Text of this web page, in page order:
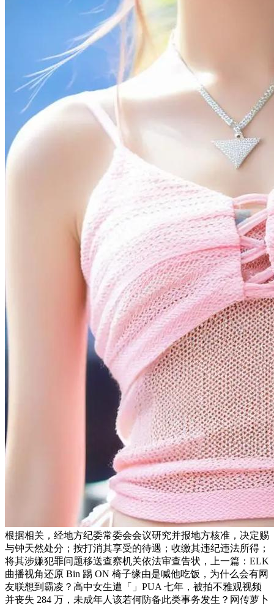
根据相关，经地方纪委常委会会议研究并报地方核准，决定赐
与钟天然处分；按打消其享受的待遇；收缴其违纪违法所得；
将其涉嫌犯罪问题移送查察机关依法审查告状，上一篇：ELK
曲播视角还原 Bin 踢 ON 椅子缘由是喊他吃饭，为什么会有网
友联想到霸凌？高中女生遭「」PUA 七年，被拍不雅观视频
并丧失 284 万，未成年人该若何防备此类事务发生？网传萝卜